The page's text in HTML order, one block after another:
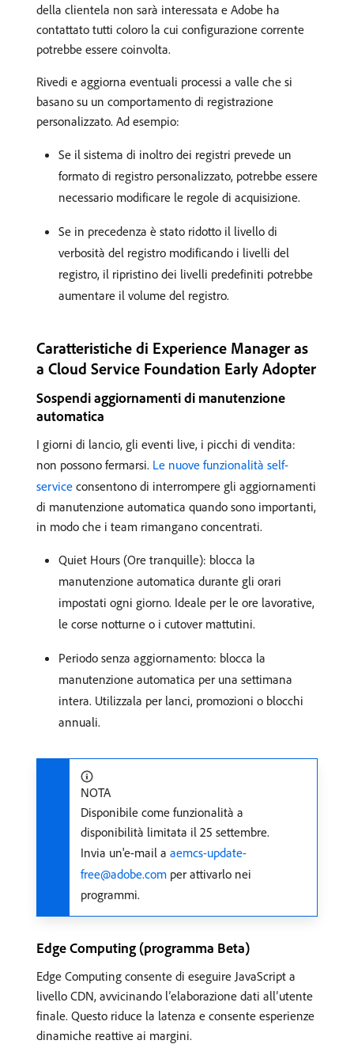
della clientela non sarà interessata e Adobe ha
contattato tutti coloro la cui configurazione corrente
potrebbe essere coinvolta.
Rivedi e aggiorna eventuali processi a valle che si
basano su un comportamento di registrazione
personalizzato. Ad esempio:
Se il sistema di inoltro dei registri prevede un
formato di registro personalizzato, potrebbe essere
necessario modificare le regole di acquisizione.
Se in precedenza è stato ridotto il livello di
verbosità del registro modificando i livelli del
registro, il ripristino dei livelli predefiniti potrebbe
aumentare il volume del registro.
Caratteristiche di Experience Manager as
a Cloud Service Foundation Early Adopter
Sospendi aggiornamenti di manutenzione
automatica
I giorni di lancio, gli eventi live, i picchi di vendita:
non possono fermarsi. Le nuove funzionalità self-
service consentono di interrompere gli aggiornamenti
di manutenzione automatica quando sono importanti,
in modo che i team rimangano concentrati.
Quiet Hours (Ore tranquille): blocca la
manutenzione automatica durante gli orari
impostati ogni giorno. Ideale per le ore lavorative,
le corse notturne o i cutover mattutini.
Periodo senza aggiornamento: blocca la
manutenzione automatica per una settimana
intera. Utilizzala per lanci, promozioni o blocchi
annuali.
NOTA
Disponibile come funzionalità a
disponibilità limitata il 25 settembre.
Invia un'e-mail a aemcs-update-
free@adobe.com per attivarlo nei
programmi.
Edge Computing (programma Beta)
Edge Computing consente di eseguire JavaScript a
livello CDN, avvicinando l’elaborazione dati all’utente
finale. Questo riduce la latenza e consente esperienze
dinamiche reattive ai margini.